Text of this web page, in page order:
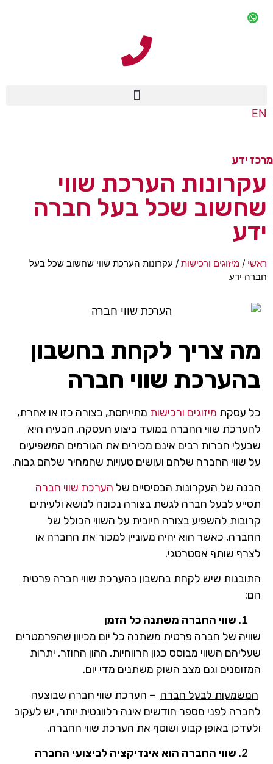
EN
מרכז ידע
עקרונות הערכת שווי
שחשוב שכל בעל חברה
ידע
ראשי / מיזוגים ורכישות / עקרונות הערכת שווי שחשוב שכל בעל
חברה ידע
מה צריך לקחת בחשבון
בהערכת שווי חברה
כל עסקת מיזוגים ורכישות מתייחסת, בצורה כזו או אחרת,
להערכת שווי החברה במועד ביצוע העסקה. הבעיה היא
שבעלי חברות רבים אינם מכירים את הגורמים המשפיעים
על שווי החברה שלהם ועושים טעויות שהמחיר שלהם גבוה.
הבנה של העקרונות הבסיסיים של הערכת שווי חברה
תסייע לבעל חברה לגשת בצורה נכונה לנושא ולעיתים
קרובות להשפיע בצורה חיובית על השווי הכולל של
החברה, כאשר הוא יהיה מעוניין למכור את החברה או
לצרף שותף אסטרטגי.
התובנות שיש לקחת בחשבון בהערכת שווי חברה פרטית
הם:
שווי החברה משתנה כל הזמן
שוויה של חברה פרטית משתנה כל יום מכיוון שהפרמטרים
שעליהם השווי מבוסס כגון הרווחיות, ההון החוזר, יתרות
המזומנים וגם מצב השוק משתנים מדי יום.
המשמעות לבעל חברה – הערכת שווי חברה שבוצעה
לחברה לפני מספר חודשים אינה רלוונטית יותר, יש לעקוב
ולעדכן באופן קבוע ושוטף את הערכת שווי החברה.
שווי החברה הוא אינדיקציה לביצועי החברה